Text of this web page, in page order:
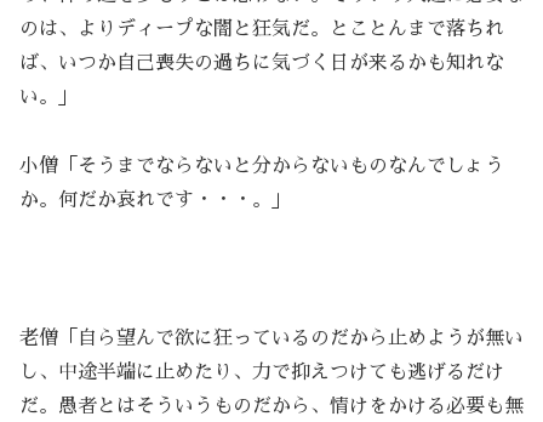
のは、よりディープな闇と狂気だ。とことんまで落ちれ
ば、いつか自己喪失の過ちに気づく日が来るかも知れな
い。」
小僧「そうまでならないと分からないものなんでしょう
か。何だか哀れです・・・。」
老僧「自ら望んで欲に狂っているのだから止めようが無い
し、中途半端に止めたり、力で抑えつけても逃げるだけ
だ。愚者とはそういうものだから、情けをかける必要も無